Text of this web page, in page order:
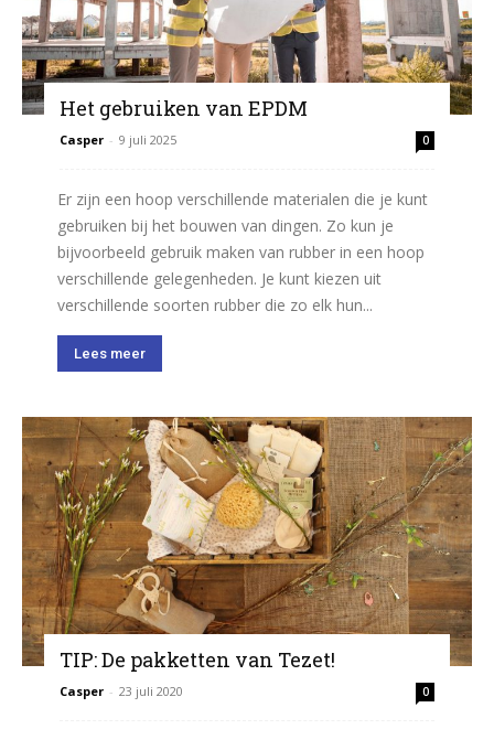
Het gebruiken van EPDM
Casper - 9 juli 2025 0
Er zijn een hoop verschillende materialen die je kunt
gebruiken bij het bouwen van dingen. Zo kun je
bijvoorbeeld gebruik maken van rubber in een hoop
verschillende gelegenheden. Je kunt kiezen uit
verschillende soorten rubber die zo elk hun...
Lees meer
TIP: De pakketten van Tezet!
Casper - 23 juli 2020 0